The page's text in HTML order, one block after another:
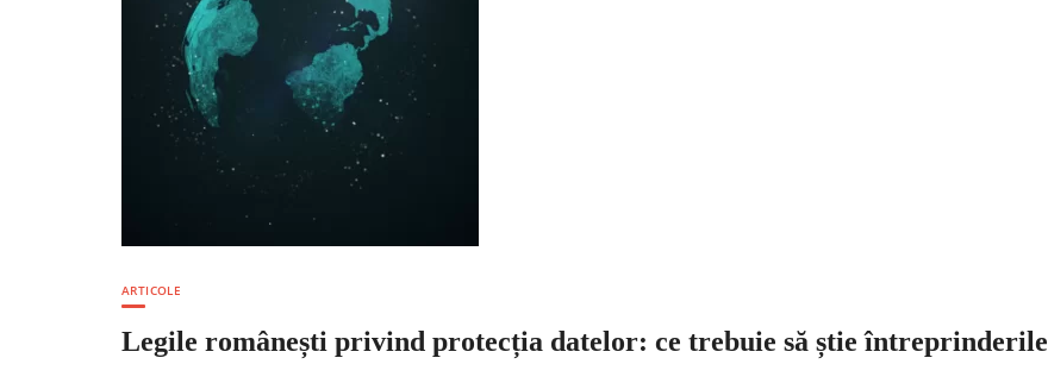
ARTICOLE
Legile românești privind protecția datelor: ce trebuie să știe întreprinderile